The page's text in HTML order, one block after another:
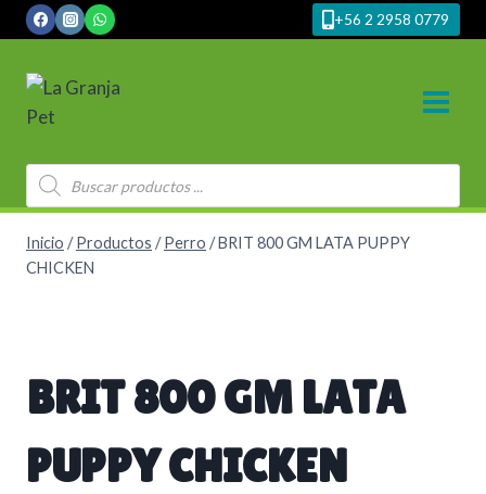
Saltar
al
contenido
+56 2 2958 0779
Búsqueda
de
productos
Inicio / Productos / Perro /BRIT 800 GM LATA PUPPY
CHICKEN
BRIT 800 GM LATA
PUPPY CHICKEN